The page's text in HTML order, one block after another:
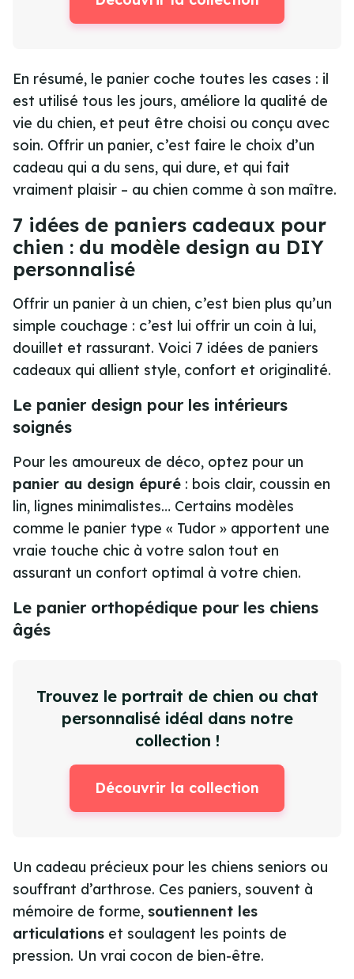
En résumé, le panier coche toutes les cases : il
est utilisé tous les jours, améliore la qualité de
vie du chien, et peut être choisi ou conçu avec
soin. Offrir un panier, c’est faire le choix d’un
cadeau qui a du sens, qui dure, et qui fait
vraiment plaisir – au chien comme à son maître.
7 idées de paniers cadeaux pour
chien : du modèle design au DIY
personnalisé
Offrir un panier à un chien, c’est bien plus qu’un
simple couchage : c’est lui offrir un coin à lui,
douillet et rassurant. Voici 7 idées de paniers
cadeaux qui allient style, confort et originalité.
Le panier design pour les intérieurs
soignés
Pour les amoureux de déco, optez pour un
panier au design épuré : bois clair, coussin en
lin, lignes minimalistes… Certains modèles
comme le panier type « Tudor » apportent une
vraie touche chic à votre salon tout en
assurant un confort optimal à votre chien.
Le panier orthopédique pour les chiens
âgés
Trouvez le portrait de chien ou chat
personnalisé idéal dans notre
collection !
Découvrir la collection
Un cadeau précieux pour les chiens seniors ou
souffrant d’arthrose. Ces paniers, souvent à
mémoire de forme, soutiennent les
articulations et soulagent les points de
pression. Un vrai cocon de bien-être.